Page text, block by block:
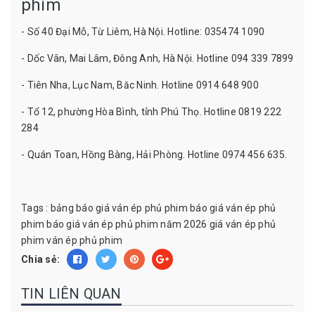
phim
- Số 40 Đại Mỗ, Từ Liêm, Hà Nội. Hotline: 035474 1090
- Dốc Vân, Mai Lâm, Đông Anh, Hà Nội. Hotline 094 339 7899
- Tiên Nha, Lục Nam, Băc Ninh. Hotline 0914 648 900
- Tổ 12, phường Hòa Bình, tỉnh Phú Thọ. Hotline 0819 222
284
- Quán Toan, Hồng Bàng, Hải Phòng. Hotline 0974 456 635.
Tags : bảng báo giá ván ép phủ phim báo giá ván ép phủ
phim báo giá ván ép phủ phim năm 2026 giá ván ép phủ
phim ván ép phủ phim
Chia sẻ:
TIN LIÊN QUAN